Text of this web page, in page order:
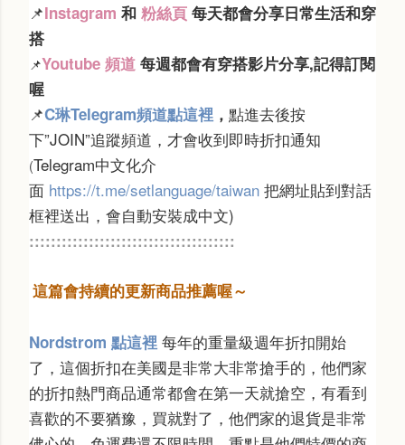
📌Instagram 和 粉絲頁 每天都會分享日常生活和穿
搭
📌Youtube 頻道 每週都會有穿搭影片分享,記得訂閱
喔
📌C琳Telegram頻道點這裡 ， 點進去後按
下”JOIN”追蹤頻道，才會收到即時折扣通知
(Telegram中文化介
面 https://t.me/setlanguage/taiwan 把網址貼到對話
框裡送出，會自動安裝成中文)
::::::::::::::::::::::::::::::::::::::
這篇會持續的更新商品推薦喔～
Nordstrom 點這裡 每年的重量級週年折扣開始
了，這個折扣在美國是非常大非常搶手的， 他們家
的折扣熱門商品通常都會在第一天就搶空，有看到
喜歡的不要猶豫，買就對了，他們家的退貨是非常